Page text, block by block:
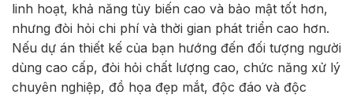
linh hoạt, khả năng tùy biến cao và bảo mật tốt hơn,
nhưng đòi hỏi chi phí và thời gian phát triển cao hơn.
Nếu dự án thiết kế của bạn hướng đến đối tượng người
dùng cao cấp, đòi hỏi chất lượng cao, chức năng xử lý
chuyên nghiệp, đồ họa đẹp mắt, độc đáo và độc